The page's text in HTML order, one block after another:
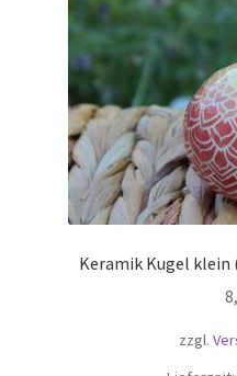
Keramik Kugel klein
zzgl.